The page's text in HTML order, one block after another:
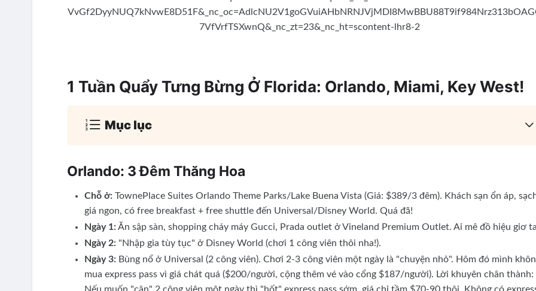
1 Tuần Quẩy Tưng Bừng Ở Florida: Orlando, Miami, Key West!
Mục lục
Orlando: 3 Đêm Thăng Hoa
Chỗ ở: TownePlace Suites Orlando Theme Parks/Lake Buena Vista (Giá: $389/3 đêm). Khách sạn ổn áp,
giá ngon, có free breakfast + free shuttle đến Universal/Disney World. Quá đã!
Ngày 1:Ăn sập sàn, shopping cháy máy Gucci, Prada outlet ở Vineland Premium Outlet. Ai mê đồ hiệu giơ
Ngày 2: "Nhập gia tùy tục" ở Disney World (chơi 1 công viên thôi nha!).
Ngày 3: Bùng nổ ở Universal (2 công viên). Chơi 2-3 công viên một ngày là "chuyện nhỏ". Hôm đó mình
mua express pass vì giá chát quá ($200/người, cộng thêm vé vào cổng $187/người). Lời khuyên chân thành: